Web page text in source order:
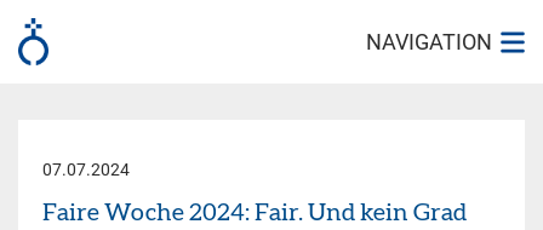
NAVIGATION
07.07.2024
Faire Woche 2024: Fair. Und kein Grad